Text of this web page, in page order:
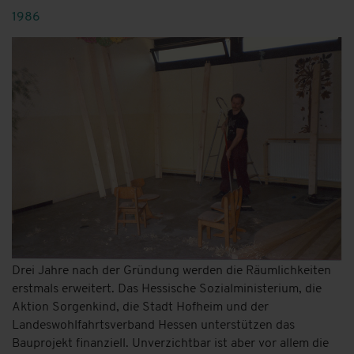
1986
Drei Jahre nach der Gründung werden die Räumlichkeiten
erstmals erweitert. Das Hessische Sozialministerium, die
Aktion Sorgenkind, die Stadt Hofheim und der
Landeswohlfahrtsverband Hessen unterstützen das
Bauprojekt finanziell. Unverzichtbar ist aber vor allem die